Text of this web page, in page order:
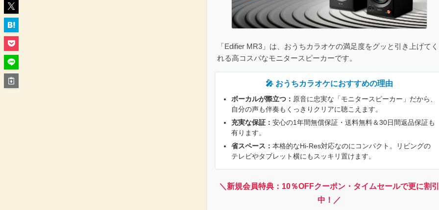
「Edifier MR3」は、おうちカラオケの満足度をグッと引き上げてく
れる高コスパなモニタースピーカーです。
🎤 おうちカラオケにおすすめの理由
ボーカルが際立つ： 原音に忠実な「モニタースピーカー」だから、
自分の声も伴奏もくっきりクリアに聴こえます。
充実な保証： 安心の1年間無償保証・送料無料＆30日間返品保証も
有ります。
省スペース： 本格的なHi-Res対応なのにコンパクト。リビングの
テレビやタブレット横にもスッキリ置けます。
＼新規会員特典：10％OFFクーポン・タイムセールで更に割引
中！／